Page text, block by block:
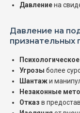
Давлениена
Давление на
признательных
Угрозы более
Шантажи
Незаконные
Отказ в